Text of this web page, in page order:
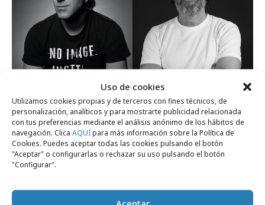
Uso de cookies
Utilizamos cookies propias y de terceros con fines técnicos, de
personalización, analíticos y para mostrarte publicidad relacionada
con tus preferencias mediante el análisis anónimo de los hábitos de
navegación. Clica AQUÍpara más información sobre la Política de
Cookies. Puedes aceptar todas las cookies pulsando el botón
"Aceptar" o configurarlas o rechazar su uso pulsando el botón
"Configurar".
lunes, 4 de mayo 2026
El trend 2016 de… Tomás Ostiglia, de LOLA
Campañas